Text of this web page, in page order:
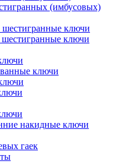
(имбусовых)
шестигранные ключи
шестигранные ключи
ключи
накидные ключи
гаек